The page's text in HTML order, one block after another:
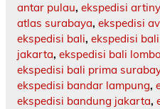
antar pulau, ekspedisi
atlas surabaya, ekspedisi
ekspedisi bali, ekspedisi
jakarta, ekspedisi bali
ekspedisi bali prima
ekspedisi bandar lampung,
ekspedisi bandung jakarta,